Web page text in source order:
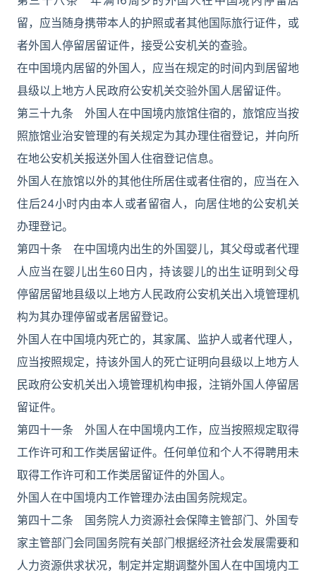
留，应当随身携带本人的护照或者其他国际旅行证件，或
者外国人停留居留证件，接受公安机关的查验。
在中国境内居留的外国人，应当在规定的时间内到居留地
县级以上地方人民政府公安机关交验外国人居留证件。
第三十九条 外国人在中国境内旅馆住宿的，旅馆应当按
照旅馆业治安管理的有关规定为其办理住宿登记，并向所
在地公安机关报送外国人住宿登记信息。
外国人在旅馆以外的其他住所居住或者住宿的，应当在入
住后24小时内由本人或者留宿人，向居住地的公安机关
办理登记。
第四十条 在中国境内出生的外国婴儿，其父母或者代理
人应当在婴儿出生60日内，持该婴儿的出生证明到父母
停留居留地县级以上地方人民政府公安机关出入境管理机
构为其办理停留或者居留登记。
外国人在中国境内死亡的，其家属、监护人或者代理人，
应当按照规定，持该外国人的死亡证明向县级以上地方人
民政府公安机关出入境管理机构申报，注销外国人停留居
留证件。
第四十一条 外国人在中国境内工作，应当按照规定取得
工作许可和工作类居留证件。任何单位和个人不得聘用未
取得工作许可和工作类居留证件的外国人。
外国人在中国境内工作管理办法由国务院规定。
第四十二条 国务院人力资源社会保障主管部门、外国专
家主管部门会同国务院有关部门根据经济社会发展需要和
人力资源供求状况，制定并定期调整外国人在中国境内工